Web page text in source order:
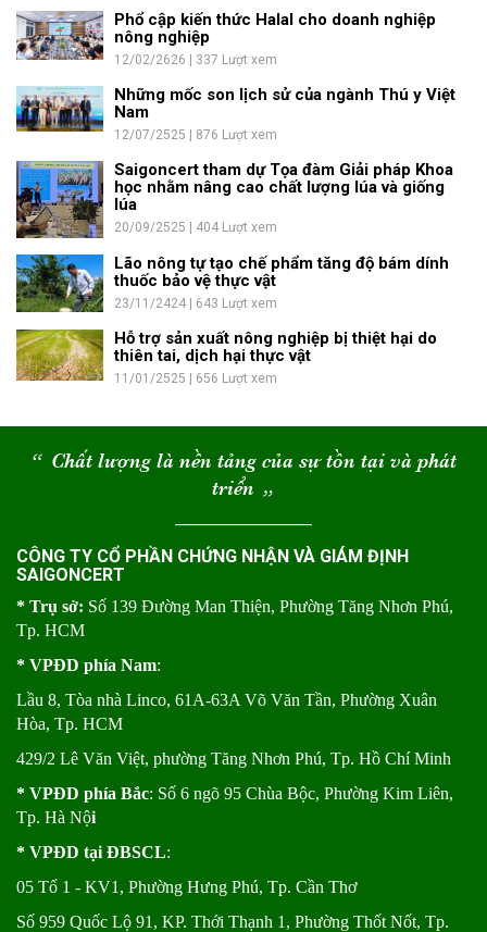
Phổ cập kiến thức Halal cho doanh nghiệp
nông nghiệp
12/02/2626 | 337 Lượt xem
Những mốc son lịch sử của ngành Thú y Việt
Nam
12/07/2525 | 876 Lượt xem
Saigoncert tham dự Tọa đàm Giải pháp Khoa
học nhằm nâng cao chất lượng lúa và giống
lúa
20/09/2525 | 404 Lượt xem
Lão nông tự tạo chế phẩm tăng độ bám dính
thuốc bảo vệ thực vật
23/11/2424 | 643 Lượt xem
Hỗ trợ sản xuất nông nghiệp bị thiệt hại do
thiên tai, dịch hại thực vật
11/01/2525 | 656 Lượt xem
“ Chất lượng là nền tảng của sự tồn tại và phát
triển “
CÔNG TY CỔ PHẦN CHỨNG NHẬN VÀ GIÁM ĐỊNH
SAIGONCERT
* Trụ sở: Số 139 Đường Man Thiện, Phường Tăng Nhơn Phú,
Tp. HCM
* VPĐD phía Nam:
Lầu 8, Tòa nhà Linco, 61A-63A Võ Văn Tần, Phường Xuân
Hòa, Tp. HCM
429/2 Lê Văn Việt, phường Tăng Nhơn Phú, Tp. Hồ Chí Minh
* VPĐD phía Bắc: Số 6 ngõ 95 Chùa Bộc, Phường Kim Liên,
Tp. Hà Nội
* VPĐD tại ĐBSCL:
05 Tổ 1 - KV1, Phường Hưng Phú, Tp. Cần Thơ
Số 959 Quốc Lộ 91, KP. Thới Thạnh 1, Phường Thốt Nốt, Tp.